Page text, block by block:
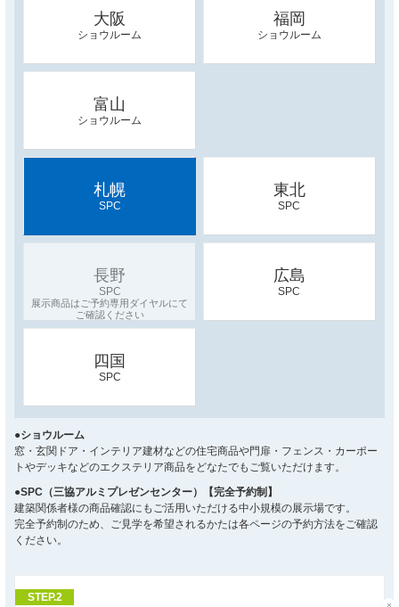
大阪
ショウルーム
福岡
ショウルーム
富山
ショウルーム
札幌
SPC
東北
SPC
長野
SPC
広島
SPC
四国
SPC
●ショウルーム
窓・玄関ドア・インテリア建材などの住宅商品や門扉・フェンス・カーポー
トやデッキなどのエクステリア商品をどなたでもご覧いただけます。
●SPC（三協アルミプレゼンセンター）【完全予約制】
建築関係者様の商品確認にもご活用いただける中小規模の展示場です。
完全予約制のため、ご見学を希望されるかたは各ページの予約方法をご確認
ください。
STEP.2